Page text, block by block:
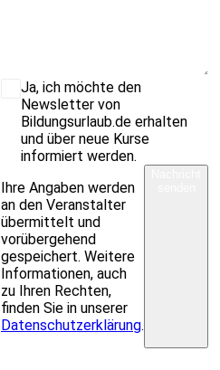
Ja, ich möchte den
Newsletter von
Bildungsurlaub.de erhalten
und über neue Kurse
informiert werden.
Ihre Angaben werden
an den Veranstalter
übermittelt und
vorübergehend
gespeichert. Weitere
Informationen, auch
zu Ihren Rechten,
finden Sie in unserer
Datenschutzerklärung.